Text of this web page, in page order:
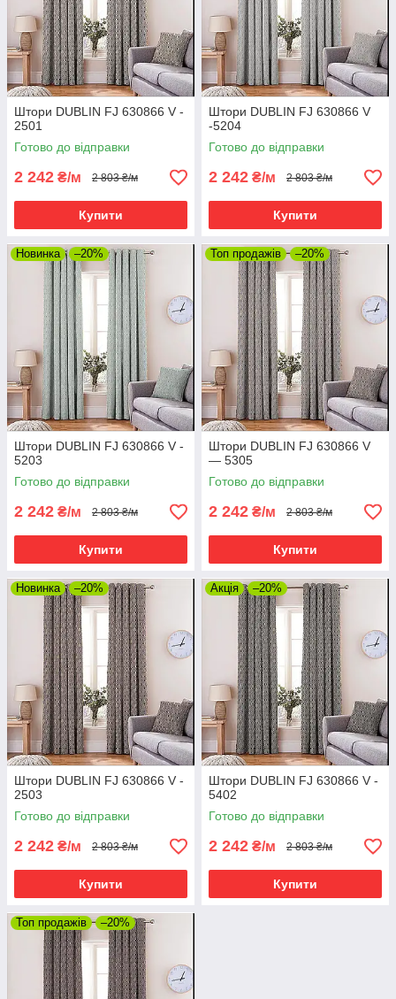
Штори DUBLIN FJ 630866 V -
2501
Готово до відправки
2 242 ₴/м 2 803 ₴/м
Купити
Штори DUBLIN FJ 630866 V
-5204
Готово до відправки
2 242 ₴/м 2 803 ₴/м
Купити
Новинка –20%
Штори DUBLIN FJ 630866 V -
5203
Готово до відправки
2 242 ₴/м 2 803 ₴/м
Купити
Топ продажів –20%
Штори DUBLIN FJ 630866 V
— 5305
Готово до відправки
2 242 ₴/м 2 803 ₴/м
Купити
Новинка –20%
Штори DUBLIN FJ 630866 V -
2503
Готово до відправки
2 242 ₴/м 2 803 ₴/м
Купити
Акція –20%
Штори DUBLIN FJ 630866 V -
5402
Готово до відправки
2 242 ₴/м 2 803 ₴/м
Купити
Топ продажів –20%